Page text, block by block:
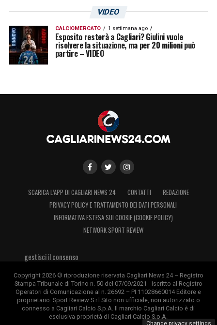
VIDEO
CALCIOMERCATO 1 settimana ago
Esposito resterà a Cagliari? Giulini vuole
risolvere la situazione, ma per 20 milioni può
partire – VIDEO
SCARICA L’APP DI CAGLIARI NEWS 24 CONTATTI
REDAZIONE
PRIVACY POLICY E TRATTAMENTO DEI DATI PERSONALI
INFORMATIVA ESTESA SUI COOKIE (COOKIE POLICY)
NETWORK SPORT REVIEW
gestisci il consenso
Copyright 2026 © riproduzione riservata Cagliari News 24 – Registro
Stampa Tribunale di Torino n. 50 del 07/09/2021 - Iscritto al Registro
Operatori di Comunicazione al n. 26692 – PI 11028660014 Editore e
proprietario: Sport Review S.r.l Sito non ufficiale, non autorizzato o
connesso a Cagliari Calcio S.p.A. Il marchio Cagliari Calcio è di
esclusiva proprietà di Cagliari Calcio S.p.A.
Change privacy settings